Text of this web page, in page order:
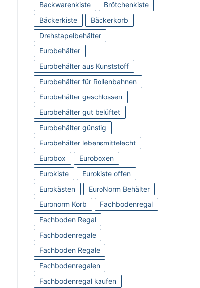
Backwarenkiste
Brötchenkiste
Bäckerkiste
Bäckerkorb
Drehstapelbehälter
Eurobehälter
Eurobehälter aus Kunststoff
Eurobehälter für Rollenbahnen
Eurobehälter geschlossen
Eurobehälter gut belüftet
Eurobehälter günstig
Eurobehälter lebensmittelecht
Eurobox
Euroboxen
Eurokiste
Eurokiste offen
Eurokästen
EuroNorm Behälter
Euronorm Korb
Fachbodenregal
Fachboden Regal
Fachbodenregale
Fachboden Regale
Fachbodenregalen
Fachbodenregal kaufen